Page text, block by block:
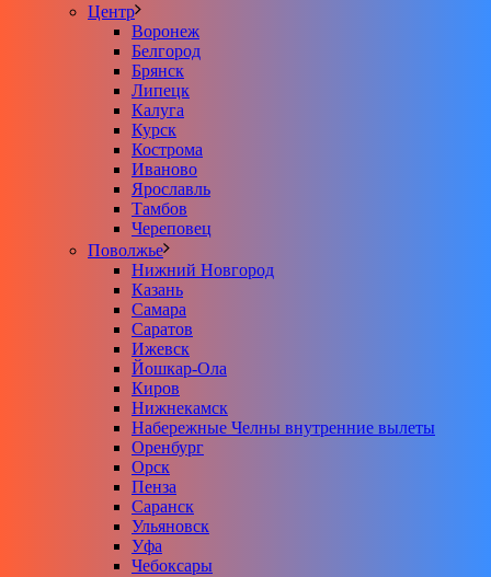
Центр
Воронеж
Белгород
Брянск
Липецк
Калуга
Курск
Кострома
Иваново
Ярославль
Тамбов
Череповец
Поволжье
Нижний Новгород
Казань
Самара
Саратов
Ижевск
Йошкар-Ола
Киров
Нижнекамск
Набережные Челны внутренние вылеты
Оренбург
Орск
Пенза
Саранск
Ульяновск
Уфа
Чебоксары